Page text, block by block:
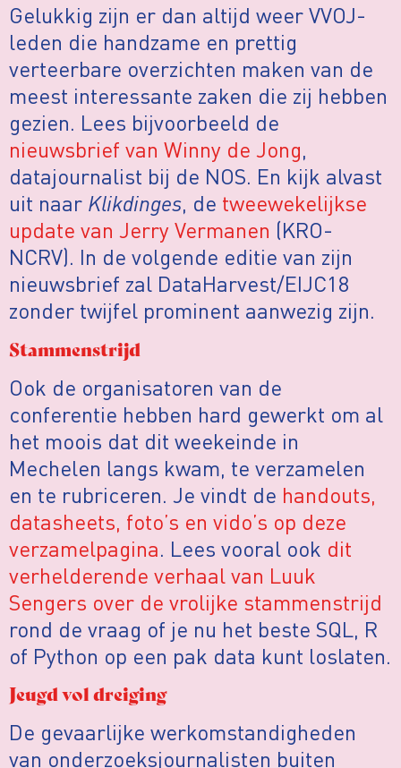
Gelukkig zijn er dan altijd weer VVOJ-
leden die handzame en prettig
verteerbare overzichten maken van de
meest interessante zaken die zij hebben
gezien. Lees bijvoorbeeld de
nieuwsbrief van Winny de Jong,
datajournalist bij de NOS. En kijk alvast
uit naar Klikdinges, de tweewekelijkse
update van Jerry Vermanen (KRO-
NCRV). In de volgende editie van zijn
nieuwsbrief zal DataHarvest/EIJC18
zonder twijfel prominent aanwezig zijn.
Stammenstrijd
Ook de organisatoren van de
conferentie hebben hard gewerkt om al
het moois dat dit weekeinde in
Mechelen langs kwam, te verzamelen
en te rubriceren. Je vindt de handouts,
datasheets, foto’s en vido’s op deze
verzamelpagina. Lees vooral ook dit
verhelderende verhaal van Luuk
Sengers over de vrolijke stammenstrijd
rond de vraag of je nu het beste SQL, R
of Python op een pak data kunt loslaten.
Jeugd vol dreiging
De gevaarlijke werkomstandigheden
van onderzoeksjournalisten buiten